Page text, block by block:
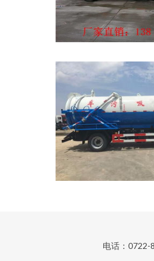
电话：0722-